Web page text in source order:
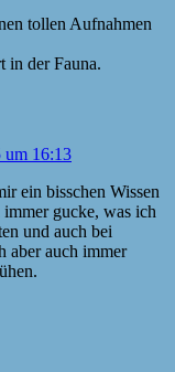
tollen Aufnahmen
in der Fauna.
um 16:13
ein bisschen Wissen
gucke, was ich
und auch bei
aber auch immer